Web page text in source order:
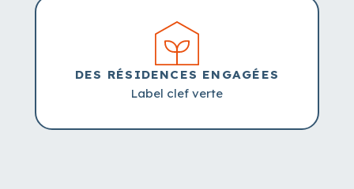
DES RÉSIDENCES ENGAGÉES
Label clef verte